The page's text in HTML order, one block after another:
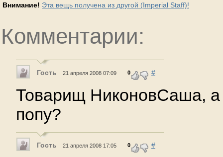
Внимание! Эта вещь получена из другой (Imperial Staff)!
Комментарии:
Гость 21 апреля 2008 07:09 0 #
Товарищ НиконовСаша,
попу?
Гость 21 апреля 2008 17:05 0 #